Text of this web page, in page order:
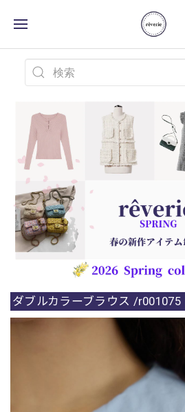
ダブルカラーブラウス /r001075